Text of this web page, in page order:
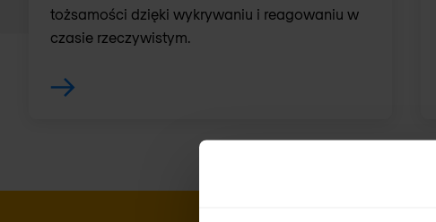
tożsamości dzięki wykrywaniu i reagowaniu w
czasie rzeczywistym.